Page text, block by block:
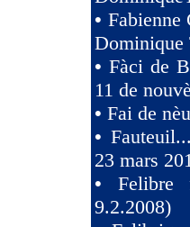
• Fabienne
Dominique
• Fàci de
11 de
• Fai de
•
23 mars
• Felibre
9.2.2008)